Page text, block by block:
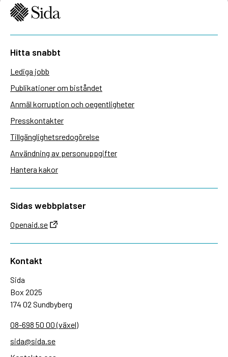
Hitta snabbt
Lediga jobb
Publikationer om biståndet
Anmäl korruption och oegentligheter
Presskontakter
Tillgänglighetsredogörelse
Användning av personuppgifter
Hantera kakor
Sidas webbplatser
Openaid.se
Kontakt
Sida
Box 2025
174 02 Sundbyberg
08-698 50 00 (växel)
sida@sida.se